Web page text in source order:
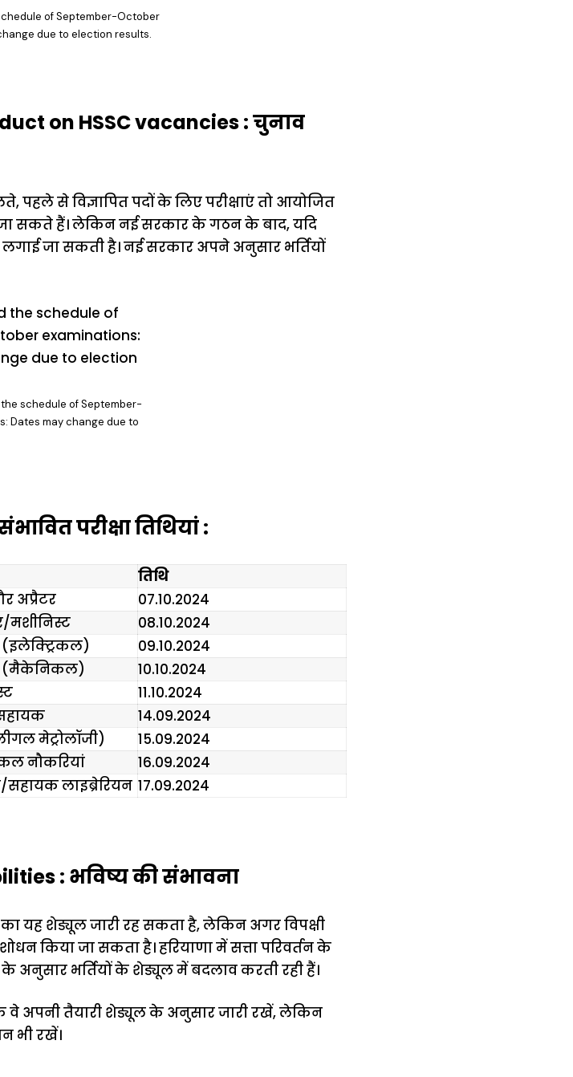
of September-October
due to election results.
on HSSC vacancies : चुनाव
पहले से विज्ञापित पदों के लिए परीक्षाएं तो आयोजित
सकते हैं। लेकिन नई सरकार के गठन के बाद, यदि
लगाई जा सकती है। नई सरकार अपने अनुसार भर्तियों
schedule of September-
Dates may change due to
परीक्षा तिथियां :
तिथि
अप्रैटर
07.10.2024
मशीनिस्ट
08.10.2024
(इलेक्ट्रिकल)
09.10.2024
(मैकेनिकल)
10.10.2024
11.10.2024
14.09.2024
मेट्रोलॉजी)
15.09.2024
नौकरियां
16.09.2024
सहायक लाइब्रेरियन 17.09.2024
: भविष्य की संभावना
यह शेड्यूल जारी रह सकता है, लेकिन अगर विपक्षी
किया जा सकता है। हरियाणा में सत्ता परिवर्तन के
भर्तियों के शेड्यूल में बदलाव करती रही हैं।
वे अपनी तैयारी शेड्यूल के अनुसार जारी रखें, लेकिन
भी रखें।